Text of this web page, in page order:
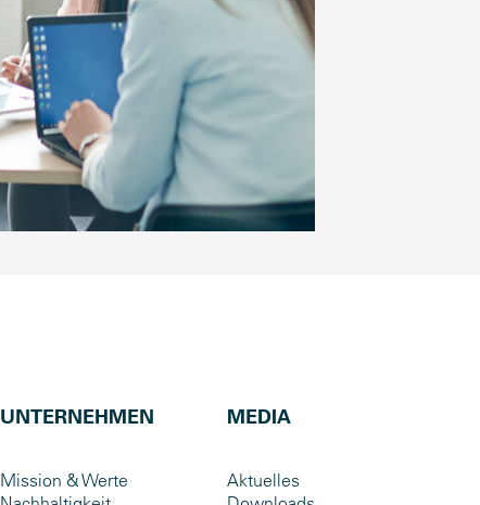
UNTERNEHMEN
Mission & Werte
MEDIA
Aktuelles